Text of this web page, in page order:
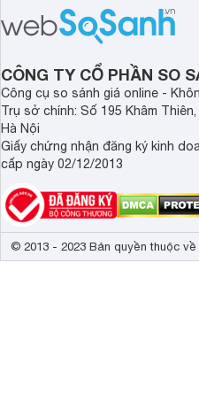
Dung tích 20 lít đáp ứng
Với dung tích 20 lít, lò vi
CÔNG TY CỔ PHẦN SO
Công cụ so sánh giá online -
Trụ sở chính: Số 195 Khâm
Hà Nội
Giấy chứng nhận đăng ký kinh
cấp ngày 02/12/2013
© 2013 - 2023 Bản quyền thuộc